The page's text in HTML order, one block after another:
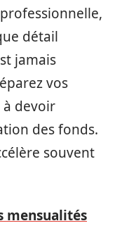
détail
jamais
vos
devoir
des fonds.
souvent
mensualités